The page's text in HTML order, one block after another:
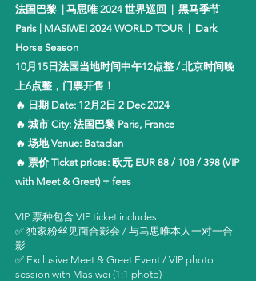
法国巴黎 | 马思唯 2024 世界巡回 | 黑马季节
Paris | MASIWEI 2024 WORLD TOUR | Dark
Horse Season
10月15日法国当地时间中午12点整 / 北京时间晚
上6点整，门票开售！
🔥 日期 Date: 12月2日 2 Dec 2024
🔥 城市 City: 法国巴黎 Paris, France
🔥 场地 Venue: Bataclan
🔥 票价 Ticket prices: 欧元 EUR 88 / 108 / 398 (VIP
with Meet & Greet) + fees
VIP 票种包含 VIP ticket includes:
✅ 独家粉丝见面合影会 / 与马思唯本人一对一合
影
✅ Exclusive Meet & Greet Event / VIP photo
session with Masiwei (1:1 photo)